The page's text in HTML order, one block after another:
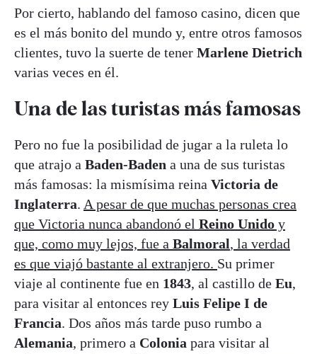
Por cierto, hablando del famoso casino, dicen que
es el más bonito del mundo y, entre otros famosos
clientes, tuvo la suerte de tener Marlene Dietrich
varias veces en él.
Una de las turistas más famosas
Pero no fue la posibilidad de jugar a la ruleta lo
que atrajo a Baden-Baden a una de sus turistas
más famosas: la mismísima reina Victoria de
Inglaterra. A pesar de que muchas personas crea
que Victoria nunca abandonó el Reino Unido y
que, como muy lejos, fue a Balmoral, la verdad
es que viajó bastante al extranjero. Su primer
viaje al continente fue en 1843, al castillo de Eu,
para visitar al entonces rey Luis Felipe I de
Francia. Dos años más tarde puso rumbo a
Alemania, primero a Colonia para visitar al